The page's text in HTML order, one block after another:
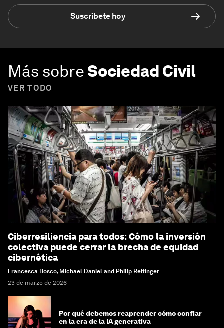
Suscríbete hoy
Más sobreSociedad Civil
VER TODO
Ciberresiliencia para todos: Cómo la inversión
colectiva puede cerrar la brecha de equidad
cibernética
Francesca Bosco, Michael Daniel and Philip Reitinger
23 de marzo de 2026
Por qué debemos reaprender cómo confiar
en la era de la IA generativa